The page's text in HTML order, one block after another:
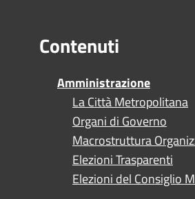
Contenuti
Amministrazione
La Città Metropolitana
Organi di Governo
Macrostruttura
Elezioni Trasparenti
Elezioni del Consiglio